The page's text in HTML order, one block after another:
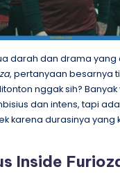
darah dan drama yang
, pertanyaan besarnya
nggak sih?
dan intens, tapi
karena durasinya yang
Inside